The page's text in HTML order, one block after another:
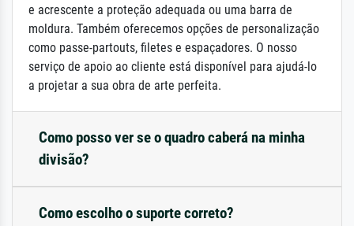
e acrescente a proteção adequada ou uma barra de
moldura. Também oferecemos opções de personalização
como passe-partouts, filetes e espaçadores. O nosso
serviço de apoio ao cliente está disponível para ajudá-lo
a projetar a sua obra de arte perfeita.
Como posso ver se o quadro caberá na minha
divisão?
Como escolho o suporte correto?